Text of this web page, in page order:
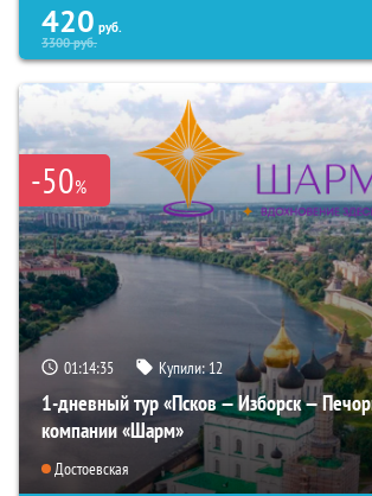
420 руб.
3300руб.
-50%
01:14:34 Купили:12
1-дневный тур «Псков — Изборск —
компании «Шарм»
Достоевская